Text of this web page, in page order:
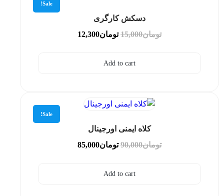
Sale!
دسکش کارگری
تومان15,000 تومان12,300
Add to cart
Sale!
کلاه ایمنی اورجینال
تومان90,000 تومان85,000
Add to cart